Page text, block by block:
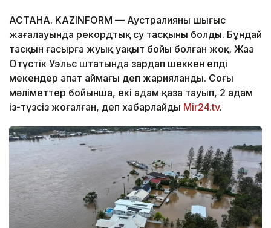
АСТАНА. KAZINFORM — Аустралияның шығыс
жағалауында рекордтық су тасқыны болды. Бұндай
тасқын ғасырға жуық уақыт бойы болған жоқ. Жаңа
Оңтүстік Уэльс штатында зардап шеккен елді
мекендер апат аймағы деп жарияланды. Соңғы
мәліметтер бойынша, екі адам қаза тауып, 2 адам
із-түзсіз жоғалған, деп хабарлайды Mir24.tv.